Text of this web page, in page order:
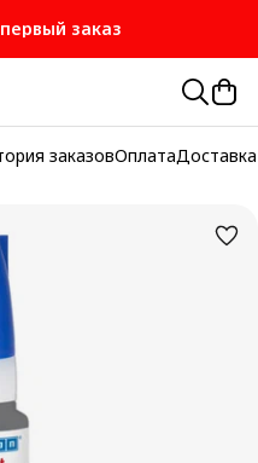
заказ
заказовОплатаДоставка